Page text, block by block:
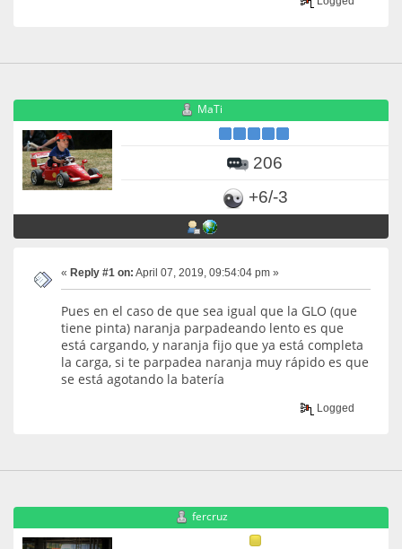
MaTi
206
+6/-3
« Reply #1 on: April 07, 2019, 09:54:04 pm »
Pues en el caso de que sea igual que la GLO (que
tiene pinta) naranja parpadeando lento es que
está cargando, y naranja fijo que ya está completa
la carga, si te parpadea naranja muy rápido es que
se está agotando la batería
Logged
fercruz